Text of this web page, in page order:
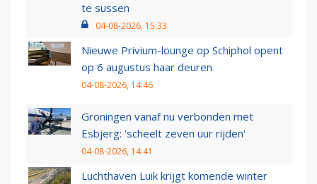
te sussen
04-08-2026, 15:33
Nieuwe Privium-lounge op Schiphol opent
op 6 augustus haar deuren
04-08-2026, 14:46
Groningen vanaf nu verbonden met
Esbjerg: 'scheelt zeven uur rijden'
04-08-2026, 14:41
Luchthaven Luik krijgt komende winter